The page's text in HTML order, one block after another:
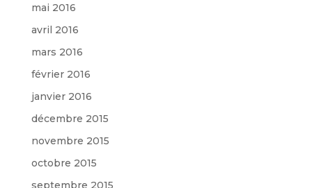
mai 2016
avril 2016
mars 2016
février 2016
janvier 2016
décembre 2015
novembre 2015
octobre 2015
septembre 2015